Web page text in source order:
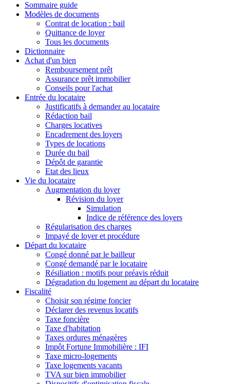
Sommaire guide
Modèles de documents
Contrat de location : bail
Quittance de loyer
Tous les documents
Dictionnaire
Achat d'un bien
Remboursement prêt
Assurance prêt immobilier
Conseils pour l'achat
Entrée du locataire
Justificatifs à demander au locataire
Rédaction bail
Charges locatives
Encadrement des loyers
Types de locations
Durée du bail
Dépôt de garantie
Etat des lieux
Vie du locataire
Augmentation du loyer
Révision du loyer
Simulation
Indice de référence des loyers
Régularisation des charges
Impayé de loyer et procédure
Départ du locataire
Congé donné par le bailleur
Congé demandé par le locataire
Résiliation : motifs pour préavis réduit
Dégradation du logement au départ du locataire
Fiscalité
Choisir son régime foncier
Déclarer des revenus locatifs
Taxe foncière
Taxe d'habitation
Taxes ordures ménagères
Impôt Fortune Immobilière : IFI
Taxe micro-logements
Taxe logements vacants
TVA sur bien immobilier